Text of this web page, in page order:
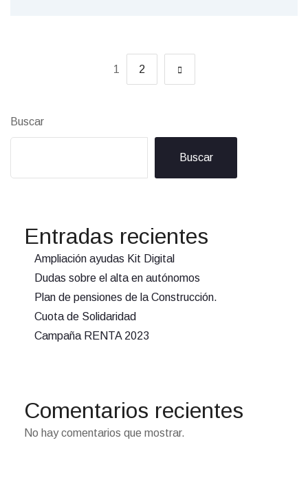
1 2
Buscar
Buscar
Entradas recientes
Ampliación ayudas Kit Digital
Dudas sobre el alta en autónomos
Plan de pensiones de la Construcción.
Cuota de Solidaridad
Campaña RENTA 2023
Comentarios recientes
No hay comentarios que mostrar.